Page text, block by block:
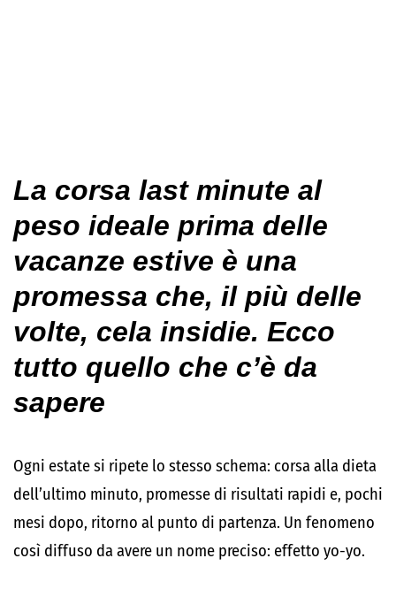
La corsa last minute al
peso ideale prima delle
vacanze estive è una
promessa che, il più delle
volte, cela insidie. Ecco
tutto quello che c’è da
sapere
Ogni estate si ripete lo stesso schema: corsa alla dieta
dell’ultimo minuto, promesse di risultati rapidi e, pochi
mesi dopo, ritorno al punto di partenza. Un fenomeno
così diffuso da avere un nome preciso: effetto yo-yo.